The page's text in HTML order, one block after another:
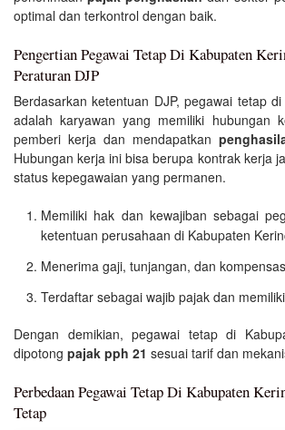
optimal dan terkontrol dengan baik.
Pengertian Pegawai Tetap Di Kabupaten
Peraturan DJP
Berdasarkan ketentuan DJP, pegawai tetap
adalah karyawan yang memiliki hubungan
pemberi kerja dan mendapatkan
Hubungan kerja ini bisa berupa kontrak kerja
status kepegawaian yang permanen.
Memiliki hak dan kewajiban sebagai
ketentuan perusahaan di Kabupaten
Menerima gaji, tunjangan, dan
Terdaftar sebagai wajib pajak dan
Dengan demikian, pegawai tetap di
dipotong pajak pph 21 sesuai tarif dan
Perbedaan Pegawai Tetap Di Kabupaten
Tetap